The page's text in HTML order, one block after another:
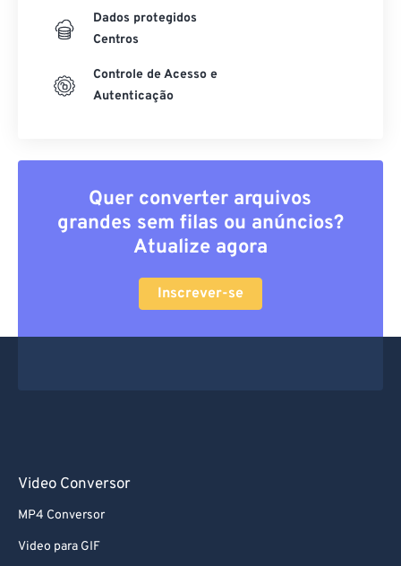
Dados protegidos
Centros
Controle de Acesso e
Autenticação
Quer converter arquivos
grandes sem filas ou anúncios?
Atualize agora
Inscrever-se
Video Conversor
MP4 Conversor
Video para GIF